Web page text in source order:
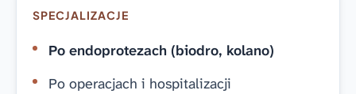
SPECJALIZACJE
Po endoprotezach (biodro, kolano)
Po operacjach i hospitalizacji